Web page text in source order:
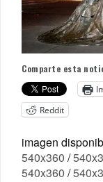
Comparte esta
Reddit
imagen
540x360 /
540x360 /